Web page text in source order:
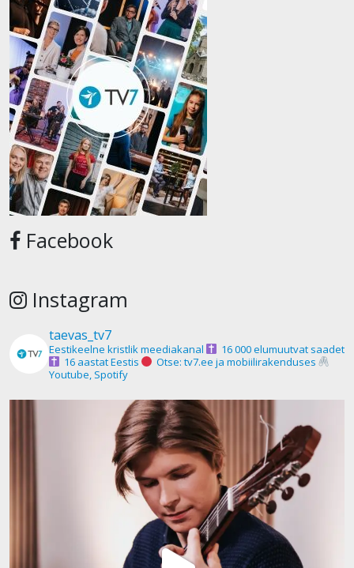
Facebook
Instagram
taevas_tv7
Eestikeelne kristlik meediakanal
16 000 elumuutvat saadet
16 aastat Eestis
Otse: tv7.ee ja mobiilirakenduses
Youtube, Spotify